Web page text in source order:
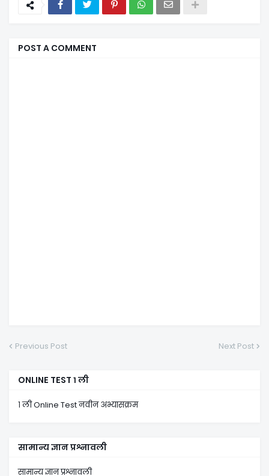
POST A COMMENT
Previous Post Next Post
ONLINE TEST १ ली
१ ली Online Test नवीन अभ्यासक्रम
सामान्य ज्ञान प्रश्नावली
सामान्य ज्ञान प्रश्नावली